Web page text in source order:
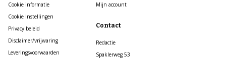
Cookie informatie
Cookie Instellingen
Privacy beleid
Disclaimer/vrijwaring
Leveringsvoorwaarden
Mijn account
Contact
Redactie
Spaklerweg 53